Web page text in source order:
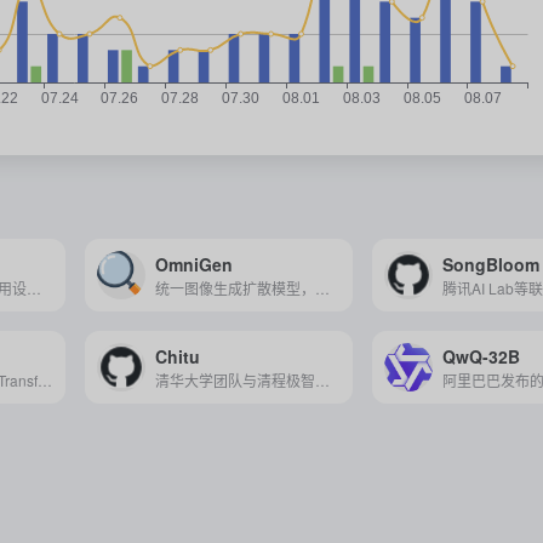
OmniGen SongBloom
中国电信推出的基于Transformer架构的70亿参数语义大模型，具备强大的自然语言理解和生成能力，适用于智能对话、文本生成等多个AI应用场景。
Chitu QwQ-32B